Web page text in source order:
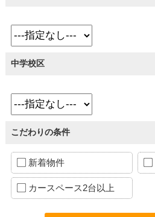
中学校区
こだわりの条件
新着物件
カースペース2台以上